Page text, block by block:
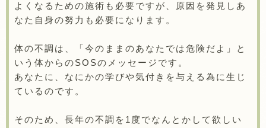
よくなるための施術も必要ですが、原因を発見しあ
なた自身の努力も必要になります。
体の不調は、「今のままのあなたでは危険だよ」と
いう体からのSOSのメッセージです。
あなたに、なにかの学びや気付きを与える為に生じ
ているのです。
そのため、長年の不調を1度でなんとかして欲しい